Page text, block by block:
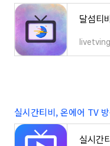
달섬티
실시간티비, 온에어 TV